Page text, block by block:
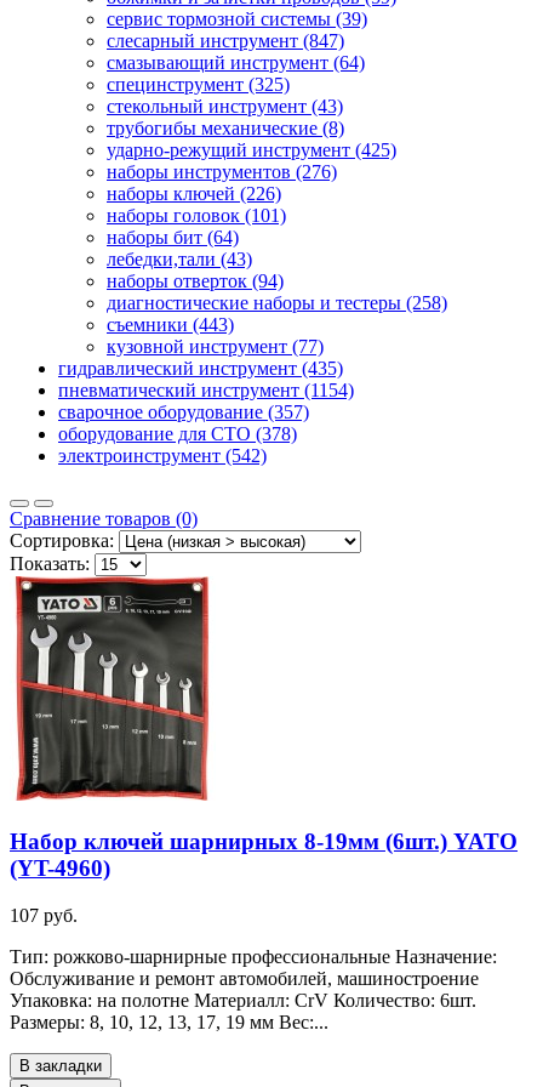
сервис тормозной системы (39)
слесарный инструмент (847)
смазывающий инструмент (64)
специнструмент (325)
стекольный инструмент (43)
трубогибы механические (8)
ударно-режущий инструмент (425)
наборы инструментов (276)
наборы ключей (226)
наборы головок (101)
наборы бит (64)
лебедки,тали (43)
наборы отверток (94)
диагностические наборы и тестеры (258)
съемники (443)
кузовной инструмент (77)
гидравлический инструмент (435)
пневматический инструмент (1154)
сварочное оборудование (357)
оборудование для СТО (378)
электроинструмент (542)
Сравнение товаров (0)
Сортировка:
Показать:
Набор ключей шарнирных 8-19мм (6шт.) YATO
(YT-4960)
107 руб.
Тип: рожково-шарнирные профессиональные Назначение:
Обслуживание и ремонт автомобилей, машиностроение
Упаковка: на полотне Материалл: CrV Количество: 6шт.
Размеры: 8, 10, 12, 13, 17, 19 мм Вес:...
В закладки